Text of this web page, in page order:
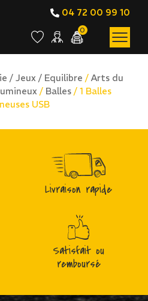
04 72 00 99 10
0
/ Jeux / Equilibre / Arts du
/ Balles / 1 Balles
USB
Livraison rapide
Satisfait ou
remboursé